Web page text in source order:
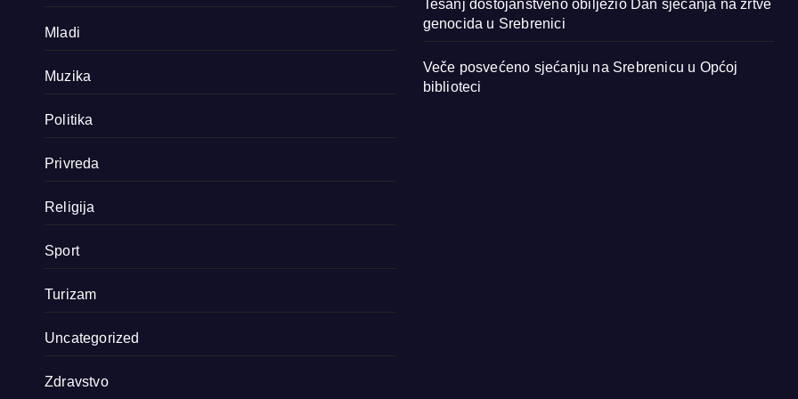
Mladi
Muzika
Politika
Privreda
Religija
Sport
Turizam
Uncategorized
Zdravstvo
Tešanj dostojanstveno obilježio Dan sjećanja na žrtve
genocida u Srebrenici
Veče posvećeno sjećanju na Srebrenicu u Općoj
biblioteci